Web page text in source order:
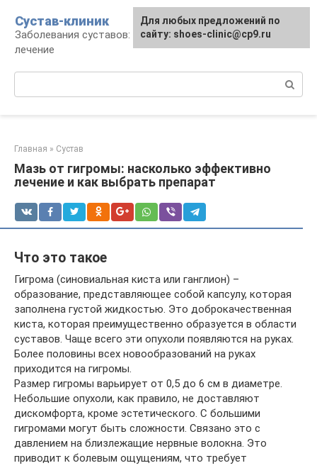
контенту
Сустав-клиник
Заболевания суставов: профилактика и
лечение
Главная » Сустав
Мазь от гигромы: насколько эффективно
лечение и как выбрать препарат
Что это такое
Гигрома (синовиальная киста или ганглион) –
образование, представляющее собой капсулу, которая
заполнена густой жидкостью. Это доброкачественная
киста, которая преимущественно образуется в области
суставов. Чаще всего эти опухоли появляются на руках.
Более половины всех новообразований на руках
приходится на гигромы.
Размер гигромы варьирует от 0,5 до 6 см в диаметре.
Небольшие опухоли, как правило, не доставляют
дискомфорта, кроме эстетического. С большими
гигромами могут быть сложности. Связано это с
давлением на близлежащие нервные волокна. Это
приводит к болевым ощущениям, что требует
Для любых предложений по
сайту: shoes-clinic@cp9.ru